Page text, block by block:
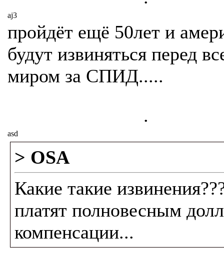
aj3
пройдёт ещё 50лет и
будут извиняться перед
миром за СПИД.....
.
asd
> OSA
Какие такие
платят полновесным
компенсации...